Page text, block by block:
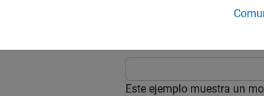
perfil y, después, se
Este ejemplo muestra un